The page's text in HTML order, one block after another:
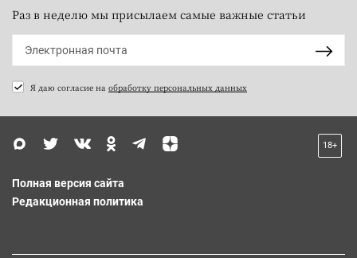
Раз в неделю мы присылаем самые важные статьи
Я даю согласие на обработку персональных данных
18+
Полная версия сайта
Редакционная политика